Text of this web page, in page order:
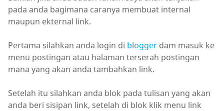
pada anda bagimana caranya membuat internal
maupun ekternal link.
Pertama silahkan anda login di blogger dam masuk ke
menu postingan atau halaman terserah postingan
mana yang akan anda tambahkan link.
Setelah itu silahkan anda blok pada tulisan yang akan
anda beri sisipan link, setelah di blok klik menu link